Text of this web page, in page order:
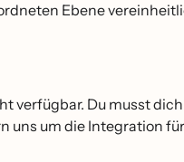
Ebene
Du musst dich
um die Integration